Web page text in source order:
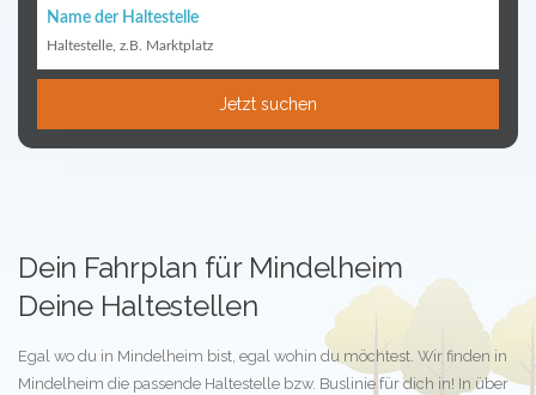
Name der Haltestelle
Haltestelle, z.B. Marktplatz
Jetzt suchen
Dein Fahrplan für Mindelheim
Deine Haltestellen
Egal wo du in Mindelheim bist, egal wohin du möchtest. Wir finden in
Mindelheim die passende Haltestelle bzw. Buslinie für dich in! In über